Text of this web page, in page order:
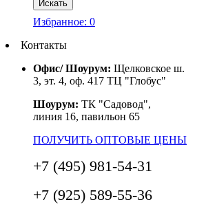
Избранное: 0
Контакты
Офис/ Шоурум: Щелковское ш.
3, эт. 4, оф. 417 ТЦ "Глобус"
Шоурум: ТК "Садовод",
линия 16, павильон 65
ПОЛУЧИТЬ ОПТОВЫЕ ЦЕНЫ
+7 (495) 981-54-31
+7 (925) 589-55-36